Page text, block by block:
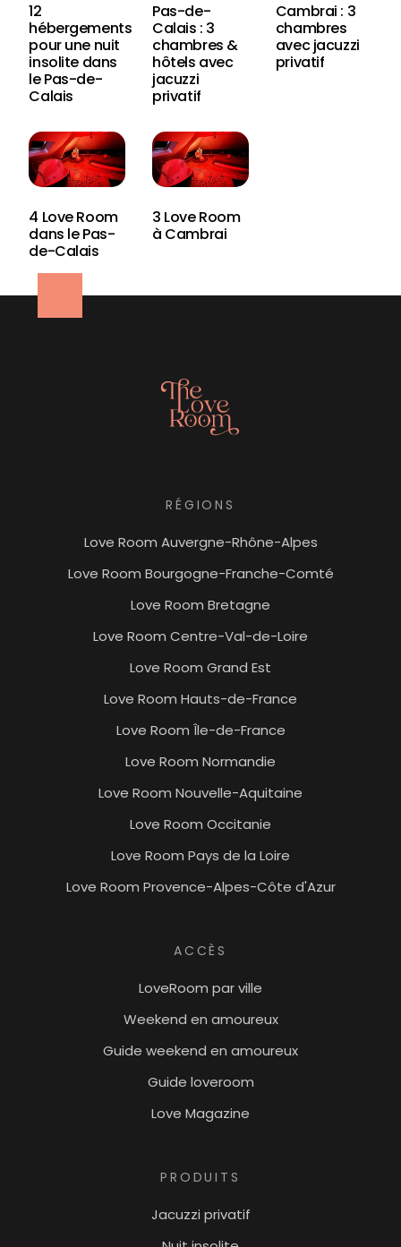
12
hébergements
pour une nuit
insolite dans
le Pas-de-
Calais
Pas-de-
Calais : 3
chambres &
hôtels avec
jacuzzi
privatif
Cambrai : 3
chambres
avec jacuzzi
privatif
4 Love Room
dans le Pas-
de-Calais
3 Love Room
à Cambrai
RÉGIONS
Love Room Auvergne-Rhône-Alpes
Love Room Bourgogne-Franche-Comté
Love Room Bretagne
Love Room Centre-Val-de-Loire
Love Room Grand Est
Love Room Hauts-de-France
Love Room Île-de-France
Love Room Normandie
Love Room Nouvelle-Aquitaine
Love Room Occitanie
Love Room Pays de la Loire
Love Room Provence-Alpes-Côte d'Azur
ACCÈS
LoveRoom par ville
Weekend en amoureux
Guide weekend en amoureux
Guide loveroom
Love Magazine
PRODUITS
Jacuzzi privatif